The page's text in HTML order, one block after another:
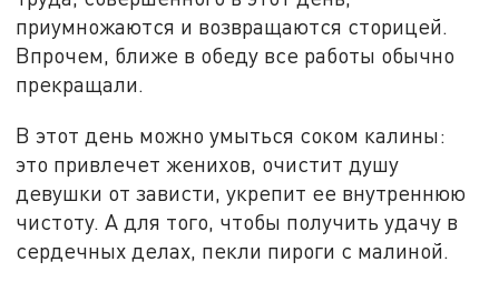
приумножаются и возвращаются сторицей.
Впрочем, ближе в обеду все работы обычно
прекращали.
В этот день можно умыться соком калины:
это привлечет женихов, очистит душу
девушки от зависти, укрепит ее внутреннюю
чистоту. А для того, чтобы получить удачу в
сердечных делах, пекли пироги с малиной.